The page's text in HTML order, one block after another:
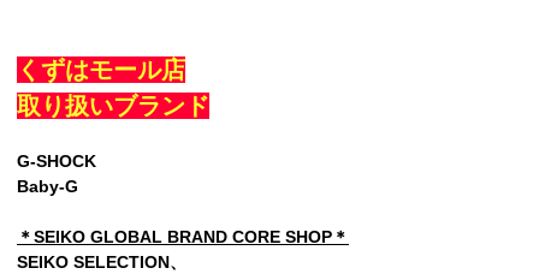
くずはモール店
取り扱いブランド
G-SHOCK
Baby-G
＊SEIKO GLOBAL BRAND CORE SHOP＊
SEIKO SELECTION、